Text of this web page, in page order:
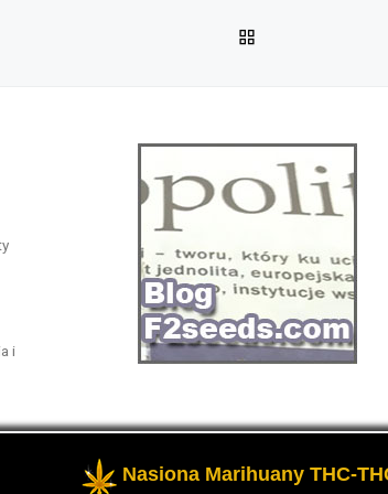
i
- Opowiemy Ci na naszym blogu F2seeds o
Nasiona Marihuany THC-